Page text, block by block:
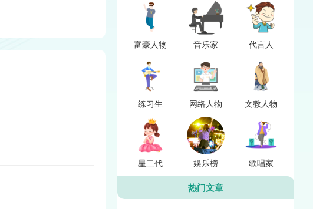
富豪人物 音乐家 代言人
练习生 网络人物 文教人物
星二代 娱乐榜 歌唱家
热门文章